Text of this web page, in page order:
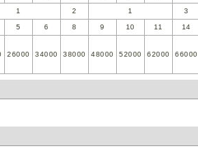
1 2 1 3
5 6 8 9 10 11 14
26000 34000 38000 48000 52000 62000 66000